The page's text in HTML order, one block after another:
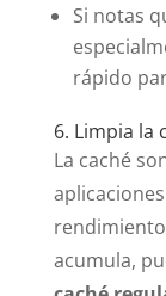
Si notas
rápido
6. Limpia la
La caché
acumula,